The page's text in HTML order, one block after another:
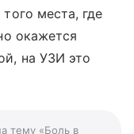
места, где
окажется
на УЗИ это
тему «Боль в